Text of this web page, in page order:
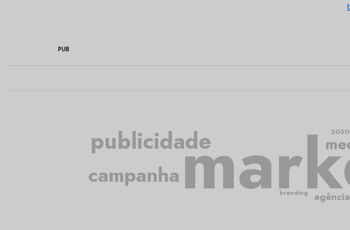
PUB
publicidade
campanha
agência
branding